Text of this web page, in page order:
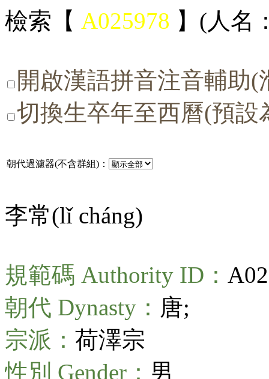
檢索【 A025978 】(人名
開啟漢語拼音注音輔助
切換生卒年至西曆(預設
朝代過濾器(不含群組)：
李常(lǐ cháng)
規範碼 Authority ID：
朝代 Dynasty： 唐;
宗派： 荷澤宗
性別 Gender： 男